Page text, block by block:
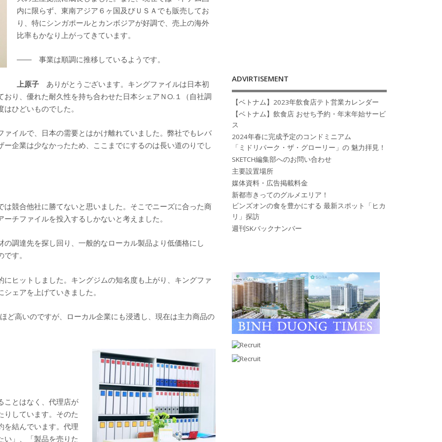
内に限らず、東南アジア６ヶ国及びＵＳＡでも販売してお
り、特にシンガポールとカンボジアが好調で、売上の海外
比率もかなり上がってきています。
―― 事業は順調に推移しているようです。
上原子 ありがとうございます。キングファイルは日本初
り、優れた耐久性を持ち合わせた日本シェアＮO.１（自社調
ひどいものでした。
イルで、日本の需要とはかけ離れていました。弊社でもレバ
企業は少なかったため、ここまでにするのは長い道のりでし
競合他社に勝てないと思いました。そこでニーズに合った商
チファイルを投入するしかないと考えました。
調達先を探し回り、一般的なローカル製品より低価格にし
す。
ヒットしました。キングジムの知名度も上がり、キングファ
ェアを上げていきました。
ど高いのですが、ローカル企業にも浸透し、現在は主力商品の
とはなく、代理店が
りしています。そのた
を結んでいます。代理
い」、「製品を売りた
ADVIRTISEMENT
【ベトナム】2023年飲食店テト営業カレンダー
【ベトナム】飲食店 おせち予約・年末年始サービ
ス
2024年春に完成予定のコンドミニアム
「ミドリパーク・ザ・グローリー」の 魅力拝見！
SKETCH編集部へのお問い合わせ
主要設置場所
媒体資料・広告掲載料金
新都市きってのグルメエリア！
ビンズオンの食を豊かにする 最新スポット「ヒカ
リ」探訪
週刊SKバックナンバー